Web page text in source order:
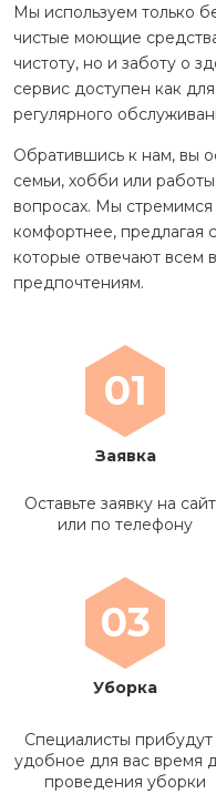
Мы используем только
чистые моющие
чистоту, но и заботу о
сервис доступен как
регулярного
Обратившись к нам, вы
семьи, хобби или
вопросах. Мы
комфортнее, предлагая
которые отвечают всем
предпочтениям.
01
Заявка
Оставьте заявку на
или по телефону
03
Уборка
Специалисты прибудут
удобное для вас время
проведения уборки